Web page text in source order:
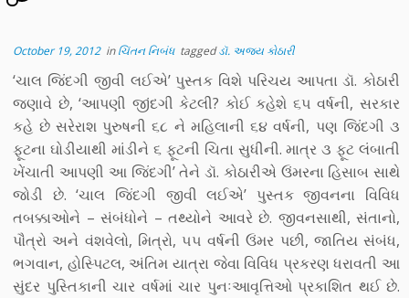
October 19, 2012inચિંતન નિબંધ taggedડૉ. અજય કોઠારી
‘ચાલ જિંદગી જીવી લઈએ’ પુસ્તક વિશે પરિચય આપતા ડૉ. કોઠારી
જણાવે છે, ‘આપણી જીંદગી કેટલી? કોઈ કહેશે ૬૫ વર્ષની, સરકાર
કહે છે સરેરાશ પુરુષની ૬૮ ને મહિલાની ૬૪ વર્ષની, પણ જિંદગી ૩
ફૂટના ઘોડીયાથી માંડીને ૬ ફૂટની ચિતા સુધીની. માત્ર ૩ ફૂટ લંબાતી
ખેંચાતી આપણી આ જિંદગી’ તેને ડૉ. કોઠારીએ ઉંમરના હિસાબ સાથે
જોડી છે. ‘ચાલ જિંદગી જીવી લઈએ’ પુસ્તક જીવનના વિવિધ
તબક્કાઓને – સંબંધોને – તથ્યોને આવરે છે. જીવનસાથી, સંતાનો,
પૌત્રો અને વંશવેલો, મિત્રો, ૫૫ વર્ષની ઉંમર પછી, જાતિય સંબંધ,
ભગવાન, હોસ્પિટલ, અંતિમ યાત્રા જેવા વિવિધ પ્રકરણ ધરાવતી આ
સુંદર પુસ્તિકાની ચાર વર્ષમાં ચાર પુનઃઆવૃત્તિઓ પ્રકાશિત થઈ છે.